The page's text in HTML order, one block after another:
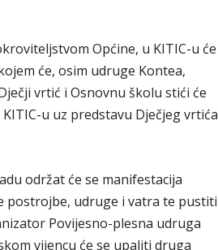
Općine, u KITIC-u će
će, osim udruge Kontea,
vrtić i Osnovnu školu stići će
u uz predstavu Dječjeg vrtića
održat će se manifestacija
postrojbe, udruge i vatra te pustiti
Povijesno-plesna udruga
vijencu će se upaliti druga